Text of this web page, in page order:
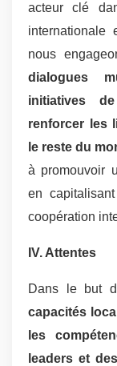
acteur clé
internationale
nous
dialogues
initiatives
renforcer les
le reste du
à promouvoir
en
coopération
IV. Attentes
Dans le but
capacités
les
leaders et